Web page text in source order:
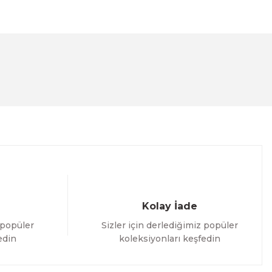
Kolay İade
Sizler için derlediğimiz popüler
koleksiyonları keşfedin